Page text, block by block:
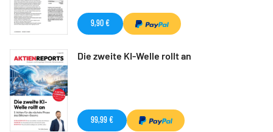
9,90 €
Die zweite KI-Welle rollt an
99,99 €